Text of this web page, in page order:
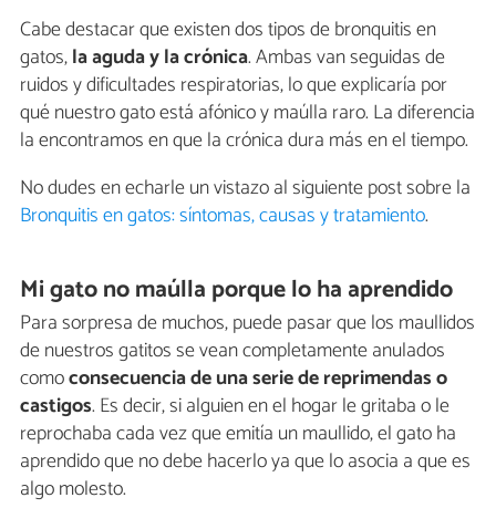
Cabe destacar que existen dos tipos de bronquitis en
gatos,la aguda y la crónica. Ambas van seguidas de
ruidos y dificultades respiratorias, lo que explicaría por
qué nuestro gato está afónico y maúlla raro. La diferencia
la encontramos en que la crónica dura más en el tiempo.
No dudes en echarle un vistazo al siguiente post sobre la
Bronquitis en gatos: síntomas, causas y tratamiento.
Mi gato no maúlla porque lo ha aprendido
Para sorpresa de muchos, puede pasar que los maullidos
de nuestros gatitos se vean completamente anulados
comoconsecuencia de una serie de reprimendas o
castigos. Es decir, si alguien en el hogar le gritaba o le
reprochaba cada vez que emitía un maullido, el gato ha
aprendido que no debe hacerlo ya que lo asocia a que es
algo molesto.